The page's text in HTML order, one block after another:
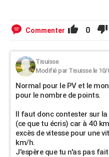
Commenter 0
Tisuisse
Modifié par Tisuisse le 10/
Normal pour le PV et le
pour le nombre de points.
Il faut donc contester sur
(ce que tu écris) car à 40
excès de vitesse pour une
km/h.
J'espère que tu n'as pas